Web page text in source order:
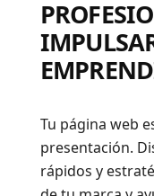
Tu página web
presentación.
rápidos y